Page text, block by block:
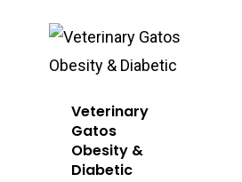
Veterinary
Gatos
Obesity &
Diabetic